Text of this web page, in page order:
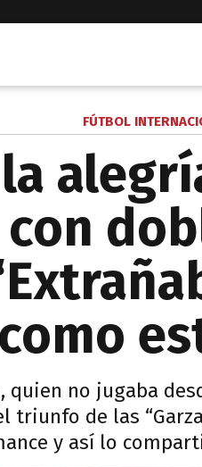
FÚTBOL
quien no jugaba
triunfo de las
y así lo